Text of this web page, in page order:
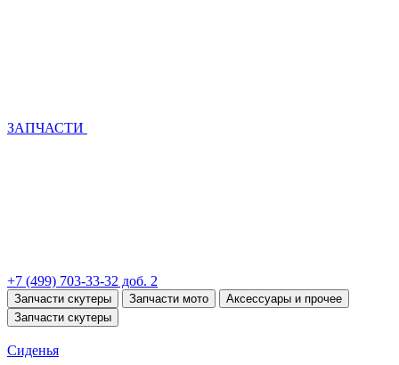
ЗАПЧАСТИ
+7 (499) 703-33-32 доб. 2
Запчасти скутеры Запчасти мото
Аксессуары и прочее
Запчасти скутеры
Сиденья